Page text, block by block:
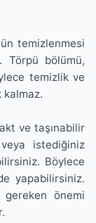
temizlenmesi
Törpü bölümü,
temizlik ve
kalmaz.
ve taşınabilir
istediğiniz
Böylece
yapabilirsiniz.
gereken önemi